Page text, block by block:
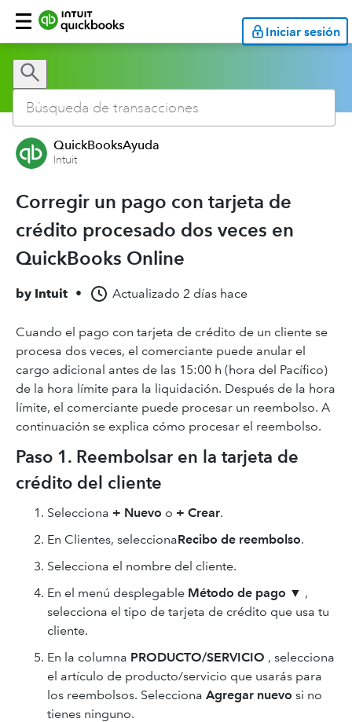
Iniciar sesión
QuickBooksAyuda
Intuit
Corregir un pago con tarjeta de
crédito procesado dos veces en
QuickBooks Online
by Intuit • Actualizado 2 días hace
Cuando el pago con tarjeta de crédito de un cliente se
procesa dos veces, el comerciante puede anular el
cargo adicional antes de las 15:00 h (hora del Pacífico)
de la hora límite para la liquidación. Después de la hora
límite, el comerciante puede procesar un reembolso. A
continuación se explica cómo procesar el reembolso.
Paso 1. Reembolsar en la tarjeta de
crédito del cliente
Selecciona + Nuevo o + Crear.
En Clientes, seleccionaRecibo de reembolso.
Selecciona el nombre del cliente.
En el menú desplegable Método de pago ▼ ,
selecciona el tipo de tarjeta de crédito que usa tu
cliente.
En la columna PRODUCTO/SERVICIO , selecciona
el artículo de producto/servicio que usarás para
los reembolsos. Selecciona Agregar nuevo si no
tienes ninguno.